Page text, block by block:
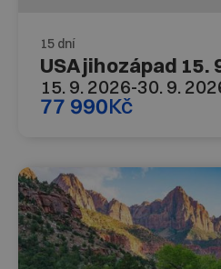
15 dní
USA jihozápad 15.
15. 9. 2026-30. 9.
77 990Kč